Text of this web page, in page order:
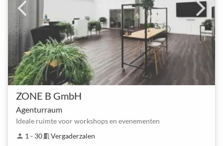
ZONE B GmbH
Agenturraum
Ideale ruimte voor workshops en evenementen
person 1 - 30meeting_room Vergaderzalen